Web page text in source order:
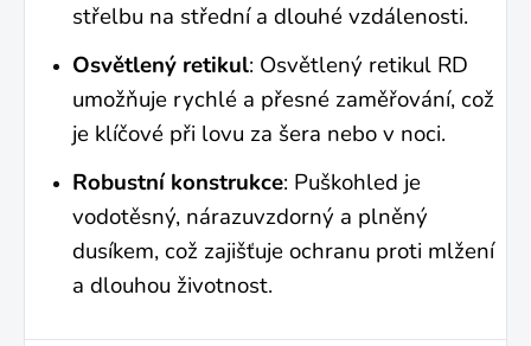
střelbu na střední a dlouhé vzdálenosti.
Osvětlený retikul: Osvětlený retikul RD
umožňuje rychlé a přesné zaměřování, což
je klíčové při lovu za šera nebo v noci.
Robustní konstrukce: Puškohled je
vodotěsný, nárazuvzdorný a plněný
dusíkem, což zajišťuje ochranu proti mlžení
a dlouhou životnost.